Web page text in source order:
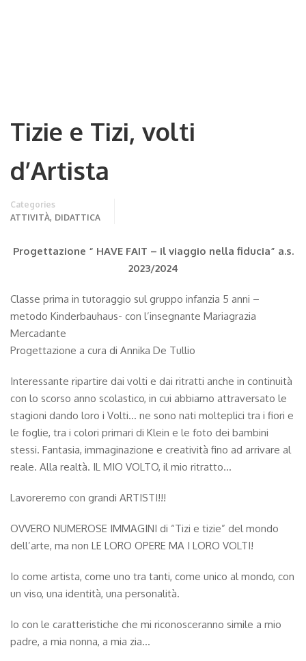
Tizie e Tizi, volti
d’Artista
Categories
ATTIVITÀ, DIDATTICA
Progettazione “ HAVE FAIT – il viaggio nella fiducia” a.s.
2023/2024
Classe prima in tutoraggio sul gruppo infanzia 5 anni –
metodo Kinderbauhaus- con l’insegnante Mariagrazia
Mercadante
Progettazione a cura di Annika De Tullio
Interessante ripartire dai volti e dai ritratti anche in continuità
con lo scorso anno scolastico, in cui abbiamo attraversato le
stagioni dando loro i Volti… ne sono nati molteplici tra i fiori e
le foglie, tra i colori primari di Klein e le foto dei bambini
stessi. Fantasia, immaginazione e creatività fino ad arrivare al
reale. Alla realtà. IL MIO VOLTO, il mio ritratto…
Lavoreremo con grandi ARTISTI!!!
OVVERO NUMEROSE IMMAGINI di “Tizi e tizie” del mondo
dell’arte, ma non LE LORO OPERE MA I LORO VOLTI!
Io come artista, come uno tra tanti, come unico al mondo, con
un viso, una identità, una personalità.
Io con le caratteristiche che mi riconosceranno simile a mio
padre, a mia nonna, a mia zia…